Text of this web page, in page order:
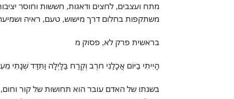
מתח ועצבים, לחצים ודאגות, חששות וחוסר
משתקפות בחלום דרך מישוש, טעם, ראיה
בראשית פרק לא, פסוק מ
הָיִיתִי בַיּוֹם אֲכָלַנִי חרֶב וְקֶרַח בַּלָּיְלָה וַתִּדַּד שְׁנָתִי
בשנתו של האדם עובר הוא תחושות של קור